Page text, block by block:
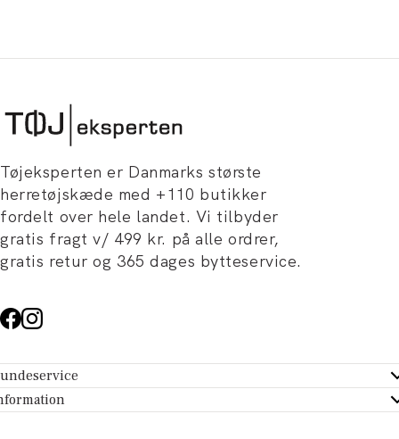
Tøjeksperten er Danmarks største
herretøjskæde med +110 butikker
fordelt over hele landet. Vi tilbyder
gratis fragt v/ 499 kr. på alle ordrer,
gratis retur og 365 dages bytteservice.
- Hjælpecenter
Tøjeksperten